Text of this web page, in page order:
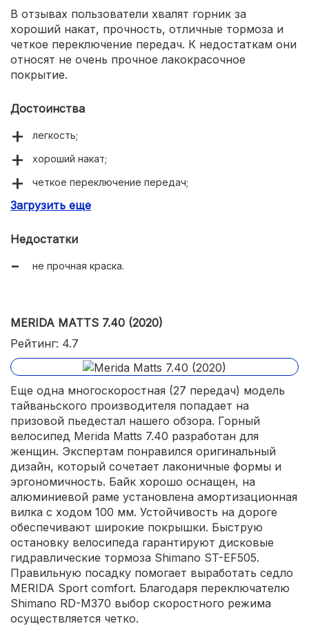
В отзывах пользователи хвалят горник за
хороший накат, прочность, отличные тормоза и
четкое переключение передач. К недостаткам они
относят не очень прочное лакокрасочное
покрытие.
Достоинства
легкость;
хороший накат;
четкое переключение передач;
отличные тормоза.
Загрузить еще
Недостатки
не прочная краска.
MERIDA MATTS 7.40 (2020)
Рейтинг: 4.7
Еще одна многоскоростная (27 передач) модель
тайваньского производителя попадает на
призовой пьедестал нашего обзора. Горный
велосипед Merida Matts 7.40 разработан для
женщин. Экспертам понравился оригинальный
дизайн, который сочетает лаконичные формы и
эргономичность. Байк хорошо оснащен, на
алюминиевой раме установлена амортизационная
вилка с ходом 100 мм. Устойчивость на дороге
обеспечивают широкие покрышки. Быструю
остановку велосипеда гарантируют дисковые
гидравлические тормоза Shimano ST-EF505.
Правильную посадку помогает выработать седло
MERIDA Sport comfort. Благодаря переключателю
Shimano RD-M370 выбор скоростного режима
осуществляется четко.